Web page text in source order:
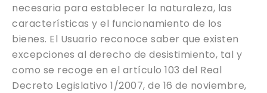
necesaria para establecer la naturaleza, las
características y el funcionamiento de los
bienes. El Usuario reconoce saber que existen
excepciones al derecho de desistimiento, tal y
como se recoge en el artículo 103 del Real
Decreto Legislativo 1/2007, de 16 de noviembre,